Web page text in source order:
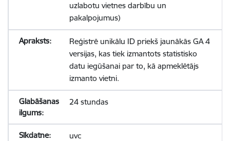
uzlabotu vietnes darbību un
pakalpojumus)
Reģistrē unikālu ID priekš jaunākās GA 4
versijas, kas tiek izmantots statistisko
datu iegūšanai par to, kā apmeklētājs
izmanto vietni.
24 stundas
uvc